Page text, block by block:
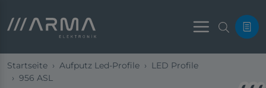
Menu
Startseite Aufputz Led-Profile
LED Profile
956 ASL